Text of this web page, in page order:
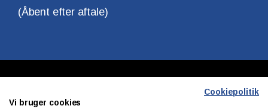
(Åbent efter aftale)
CVR. Nr. 10140315
Cookiepolitik
Vi bruger cookies